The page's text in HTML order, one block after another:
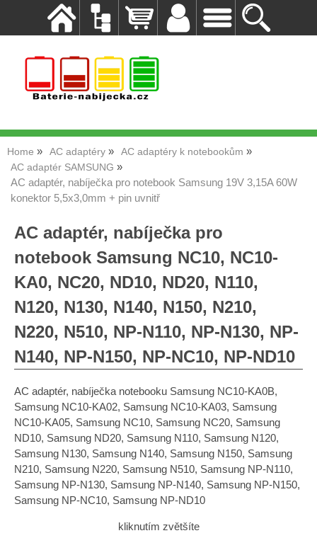
Home AC adaptéry
AC adaptéry k notebookům
AC adaptér SAMSUNG
AC adaptér, nabíječka pro notebook Samsung 19V 3,15A 60W
konektor 5,5x3,0mm + pin uvnitř
AC adaptér, nabíječka pro
notebook Samsung NC10, NC10-
KA0, NC20, ND10, ND20, N110,
N120, N130, N140, N150, N210,
N220, N510, NP-N110, NP-N130, NP-
N140, NP-N150, NP-NC10, NP-ND10
AC adaptér, nabíječka notebooku Samsung NC10-KA0B,
Samsung NC10-KA02, Samsung NC10-KA03, Samsung
NC10-KA05, Samsung NC10, Samsung NC20, Samsung
ND10, Samsung ND20, Samsung N110, Samsung N120,
Samsung N130, Samsung N140, Samsung N150, Samsung
N210, Samsung N220, Samsung N510, Samsung NP-N110,
Samsung NP-N130, Samsung NP-N140, Samsung NP-N150,
Samsung NP-NC10, Samsung NP-ND10
kliknutím zvětšíte